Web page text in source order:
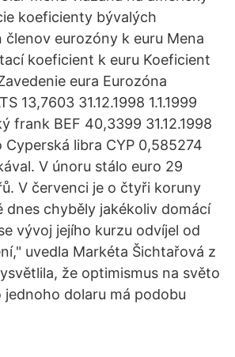
koeficienty bývalých
členov eurozóny k euru Mena
koeficient k euru Koeficient
eura Eurozóna
13,7603 31.12.1998 1.1.1999
frank BEF 40,3399 31.12.1998
Cyperská libra CYP 0,585274
V únoru stálo euro 29
V červenci je o čtyři koruny
dnes chyběly jakékoliv domácí
vývoj jejího kurzu odvíjel od
uvedla Markéta Šichtařová z
že optimismus na světo
dolaru má podobu